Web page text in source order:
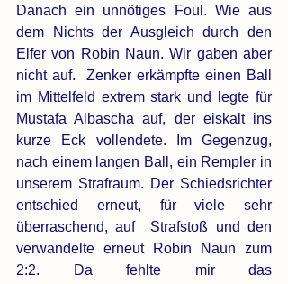
Danach ein unnötiges Foul. Wie aus
dem Nichts der Ausgleich durch den
Elfer von Robin Naun. Wir gaben aber
nicht auf.  Zenker erkämpfte einen Ball
im Mittelfeld extrem stark und legte für
Mustafa Albascha auf, der eiskalt ins
kurze Eck vollendete. Im Gegenzug,
nach einem langen Ball, ein Rempler in
unserem Strafraum. Der Schiedsrichter
entschied erneut, für viele sehr
überraschend, auf  Strafstoß und den
verwandelte erneut Robin Naun zum
2:2. Da fehlte mir das